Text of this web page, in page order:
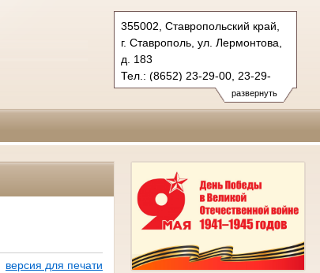
развернуть
355002, Ставропольский край,
г. Ставрополь, ул. Лермонтова,
д. 183
Тел.: (8652) 23-29-00, 23-29-
32 (ф.)
kraevoy.stv@sudrf.ru
версия для печати